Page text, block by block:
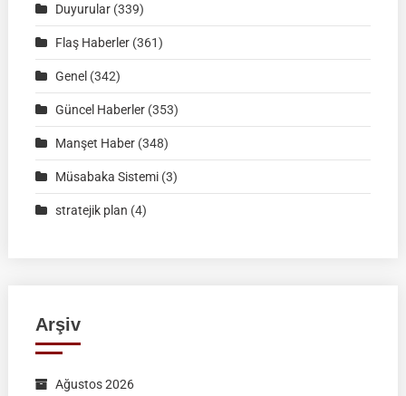
Müsabaka
Ön
Formu
Duyurular(339)
Flaş Haberler(361)
Genel (342)
Güncel Haberler(353)
Manşet Haber(348)
Müsabaka Sistemi(3)
stratejik plan (4)
Arşiv
Ağustos 2026